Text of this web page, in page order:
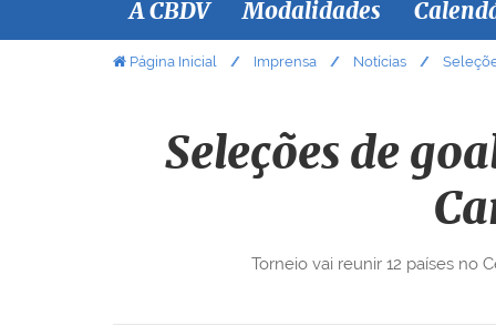
A CBDV Modalidades
V Página Inicial Imprensa Notícias
Seleções de
Torneio vai reunir 12 países no